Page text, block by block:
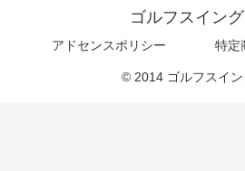
ゴルフスイン
アドセンスポリシー 特定
© 2014 ゴルフスイン